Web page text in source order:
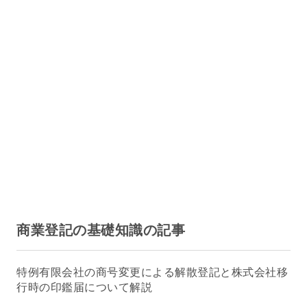
商業登記の基礎知識の記事
特例有限会社の商号変更による解散登記と株式会社移
行時の印鑑届について解説